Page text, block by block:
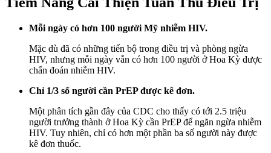
Mỗi ngày có hơn 100 người Mỹ nhiễm HIV.
Mặc dù đã có những tiến bộ trong điều trị và phòng ngừa
HIV, nhưng mỗi ngày vẫn có hơn 100 người ở Hoa Kỳ được
chẩn đoán nhiễm HIV.
Chỉ 1/3 số người cần PrEP được kê đơn.
Một phân tích gần đây của CDC cho thấy có tới 2.5 triệu
người trưởng thành ở Hoa Kỳ cần PrEP để ngăn ngừa nhiễm
HIV. Tuy nhiên, chỉ có hơn một phần ba số người này được
kê đơn thuốc.